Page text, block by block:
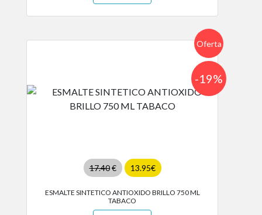
Oferta
17.40€ 13.95€
-19%
ESMALTE SINTETICO ANTIOXIDO BRILLO 750 ML
TABACO